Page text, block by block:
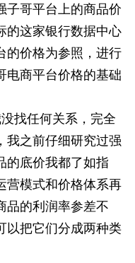
子哥平台上的商品价
的这家银行数据中心
的价格为参照，进行
电商平台价格的基础
找任何关系，完全
我之前仔细研究过强
的底价我都了如指
营模式和价格体系再
品的利润率参差不
以把它们分成两种类